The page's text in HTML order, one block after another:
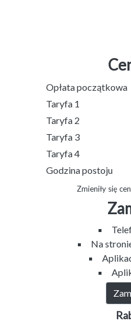
Opłata początkowa
Taryfa 1
Taryfa 2
Taryfa 3
Taryfa 4
Godzina postoju
Zmieniły się
Na